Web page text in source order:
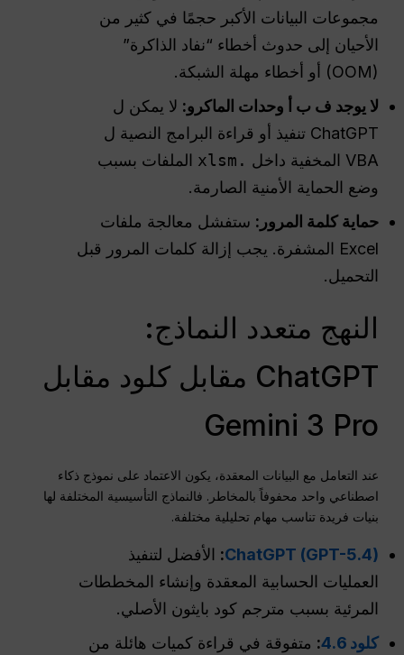
مجموعات البيانات الأكبر حجمًا في كثير من
الأحيان إلى حدوث أخطاء “نفاد الذاكرة”
(OOM) أو أخطاء مهلة الشبكة.
لا يوجد ف ب أ وحدات الماكرو: لا يمكن ل
ChatGPT تنفيذ أو قراءة البرامج النصية ل
VBA المخفية داخل
.xlsm
الملفات بسبب
وضع الحماية الأمنية الصارمة.
حماية كلمة المرور: ستفشل معالجة ملفات
Excel المشفرة. يجب إزالة كلمات المرور قبل
التحميل.
النهج متعدد النماذج:
ChatGPT مقابل كلود مقابل
Gemini 3 Pro
عند التعامل مع البيانات المعقدة، يكون الاعتماد على نموذج ذكاء
اصطناعي واحد محفوفاً بالمخاطر. فالنماذج التأسيسية المختلفة لها
بنيات فريدة تناسب مهام تحليلية مختلفة.
ChatGPT (GPT-5.4)
: الأفضل لتنفيذ
العمليات الحسابية المعقدة وإنشاء المخططات
المرئية بسبب مترجم كود بايثون الأصلي.
كلود 4.6
: متفوقة في قراءة كميات هائلة من